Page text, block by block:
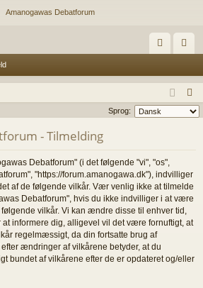
in
d
m
el
ø
Sprog:
- Tilmelding
Debatforum" (i det følgende "vi", "os",
"https://forum.amanogawa.dk"), indvilliger
af de følgende vilkår. Vær venlig ikke at tilmelde
Debatforum", hvis du ikke indvilliger i at være
vilkår. Vi kan ændre disse til enhver tid,
at informere dig, alligevel vil det være fornuftigt, at
regelmæssigt, da din fortsatte brug af
ændringer af vilkårene betyder, at du
bundet af vilkårene efter de er opdateret og/eller